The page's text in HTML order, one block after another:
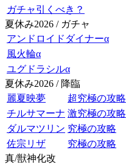
ガチャ引くべき？
夏休み2026 / ガチャ
アンドロイドダイナーα
風火輪α
ユグドラシルα
夏休み2026 / 降臨
麗夏映夢
超究極の攻略
チルサマーナ 激究極の攻略
ダルマツリン 究極の攻略
佐宗リザ
究極の攻略
真/獣神化改